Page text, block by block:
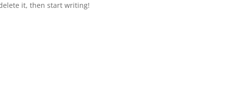
it, then start writing!